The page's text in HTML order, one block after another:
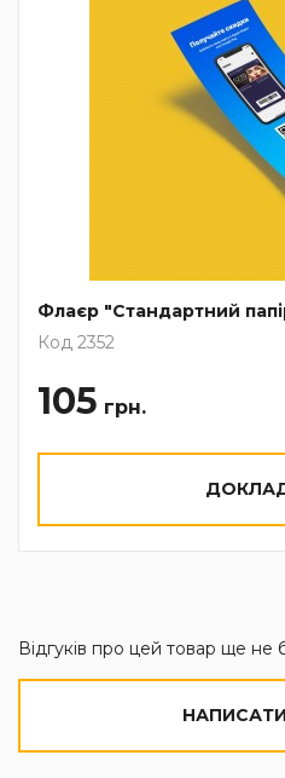
Флаєр "Стандартний
Код 2352
105 грн.
Відгуків про цей товар ще не